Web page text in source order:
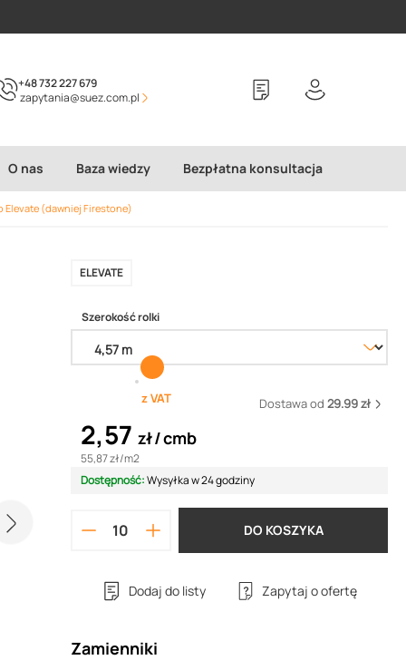
+48 732 227 679
zapytania@suez.com.pl
O nas Baza wiedzy Bezpłatna konsultacja
Elevate (dawniej Firestone)
ELEVATE
Szerokość rolki
z VAT Dostawa od 29.99 zł
2,57 zł cmb
55,87 zł/m2
Dostępność:Wysyłka w 24 godziny
DO KOSZYKA
Dodaj do listy Zapytaj o ofertę
Zamienniki